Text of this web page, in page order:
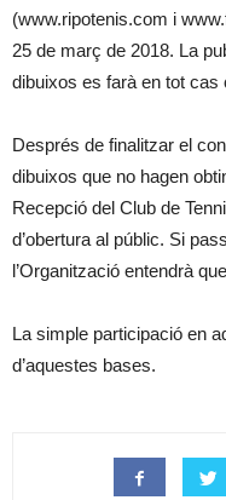
(www.ripotenis.com i
25 de març de 2018. La
dibuixos es farà en tot cas
Després de finalitzar el
dibuixos que no hagen
Recepció del Club de
d’obertura al públic. Si
l’Organització entendrà
La simple participació en
d’aquestes bases.